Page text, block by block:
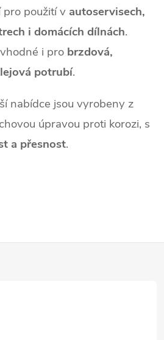
pro použití v autoservisech,
i domácích dílnách.
i pro brzdová,
potrubí.
nabídce jsou vyrobeny z
úpravou proti korozi, s
a přesnost.